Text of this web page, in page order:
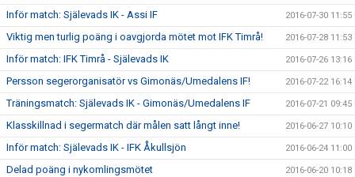
Inför match: Själevads IK - Assi IF 2016-07-30 11:55
Viktig men turlig poäng i oavgjorda mötet mot IFK Timrå! 2016-07-28 11:53
Inför match: IFK Timrå - Själevads IK 2016-07-26 13:16
Persson segerorganisatör vs Gimonäs/Umedalens IF! 2016-07-22 16:14
Träningsmatch: Själevads IK - Gimonäs/Umedalens IF 2016-07-21 09:45
Klasskillnad i segermatch där målen satt långt inne! 2016-06-27 10:10
Inför match: Själevads IK - IFK Åkullsjön 2016-06-24 11:00
Delad poäng i nykomlingsmötet 2016-06-20 10:18